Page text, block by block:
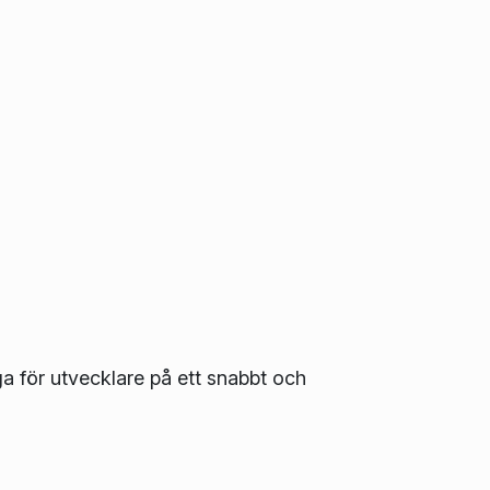
för utvecklare på ett snabbt och